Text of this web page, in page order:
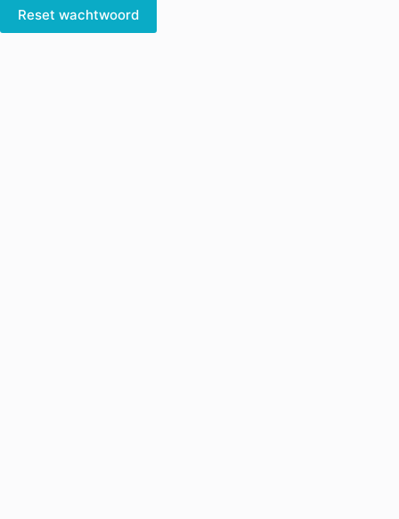
Reset wachtwoord